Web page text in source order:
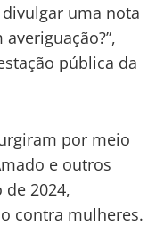
uma nota
pública da
por meio
e outros
2024,
contra mulheres.